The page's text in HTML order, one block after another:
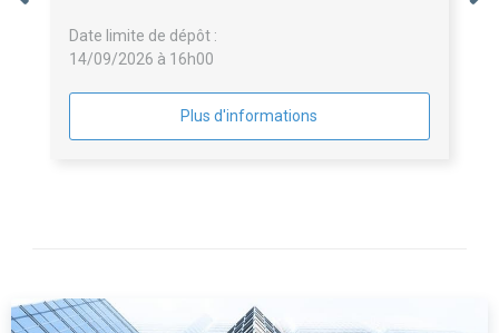
Date limite de dépôt :
14/09/2026 à 16h00
Plus d'informations